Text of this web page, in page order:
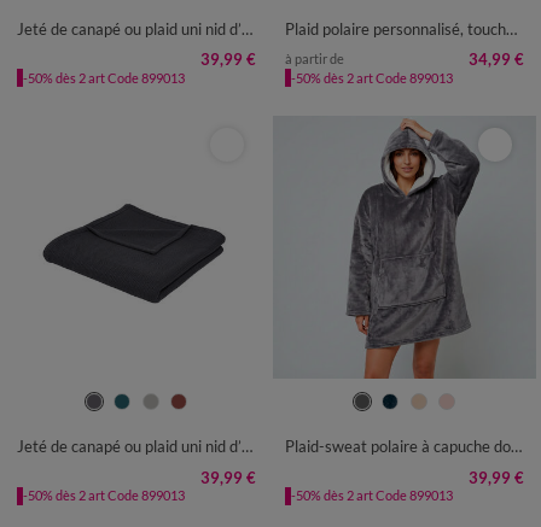
Jeté de canapé ou plaid uni nid d’abeille - coton
39,99 €
-50% dès 2 art Code 899013
Plaid polaire personnalisé, toucher peluche
à partir de 34,99 €
-50% dès 2 art Code 899013
Jeté de canapé ou plaid uni nid d’abeille - coton
39,99 €
-50% dès 2 art Code 899013
Plaid-sweat polaire à capuche doublé sherpa
39,99 €
-50% dès 2 art Code 899013